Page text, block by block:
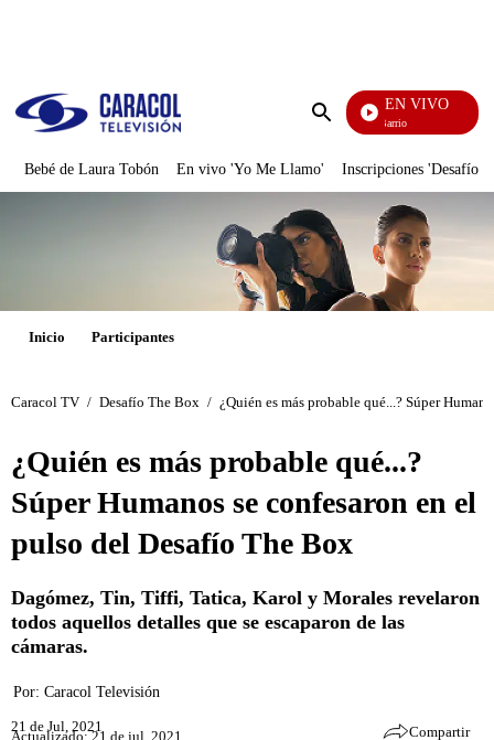
Enviar
EN VIVO
María La Del Barrio
Bebé de Laura Tobón En vivo 'Yo Me Llamo' Inscripciones 'Desafío'
Inicio Participantes
Caracol TV / Desafío The Box / ¿Quién es más probable qué...? Súper
¿Quién es más probable qué...?
Súper Humanos se confesaron en el
pulso del Desafío The Box
Dagómez, Tin, Tiffi, Tatica, Karol y Morales revelaron
todos aquellos detalles que se escaparon de las
cámaras.
Por: Caracol Televisión
21 de Jul, 2021
Actualizado: 21 de jul, 2021 Compartir